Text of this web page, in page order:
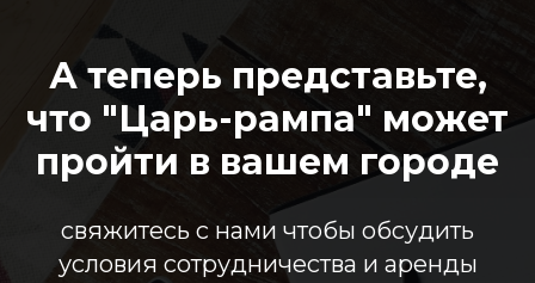
А теперь представьте,
что "Царь-рампа" может
пройти в вашем городе
свяжитесь с нами чтобы обсудить
условия сотрудничества и аренды